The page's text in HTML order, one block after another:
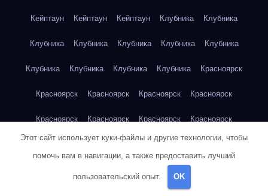
Кейптаун Кейптаун Кейптаун Клубника Клубника
Клубника Клубника Клубника Клубника Клубника
Клубника Клубника Клубника Клубника Красноярск
Красноярск Красноярск Красноярск Красноярск
Красноярск Красноярск Красноярск Красноярск
Красноярск Красноярск Красноярск
Кукуруза
Этот сайт использует куки-файлы и другие технологии, чтобы
помочь вам в навигации, а также предоставить лучший
пользовательский опыт. OK